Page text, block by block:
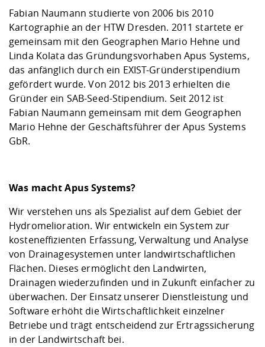
Vorbereitung
Checkliste zum
Studien- und
und Physik
Digitales Lernen
Jobs, Praktika,
Studieren in
Lebenslagen
Studentenwerk
Angebote der
Career Service
Lehren,
Weiterbilden im
Formulare und
Internationale
Formulare und
FIS -
Prototyping und
Gründung und
Kooperationen
Kontakt &
Klimaschutz &
Förderverein
Gremien und
Informatik/
Landbau/
Maschinenbau
Angebote für Unternehmen
Kontakt und Anfahrt
Qualitätssicherung
Fabian Naumann studierte von 2006 bis 2010
Kartographie an der HTW Dresden. 2011 startete er
gemeinsam mit den Geographen Mario Hehne und
Linda Kolata das Gründungsvorhaben Apus Systems,
das anfänglich durch ein EXIST-Gründerstipendium
gefördert wurde. Von 2012 bis 2013 erhielten die
Gründer ein SAB-Seed-Stipendium. Seit 2012 ist
Fabian Naumann gemeinsam mit dem Geographen
Mario Hehne der Geschäftsführer der Apus Systems
GbR.
Was macht Apus Systems?
Wir verstehen uns als Spezialist auf dem Gebiet der
Hydromelioration. Wir entwickeln ein System zur
kosteneffizienten Erfassung, Verwaltung und Analyse
von Drainagesystemen unter landwirtschaftlichen
Flächen. Dieses ermöglicht den Landwirten,
Drainagen wiederzufinden und in Zukunft einfacher zu
überwachen. Der Einsatz unserer Dienstleistung und
Software erhöht die Wirtschaftlichkeit einzelner
Betriebe und trägt entscheidend zur Ertragssicherung
in der Landwirtschaft bei.